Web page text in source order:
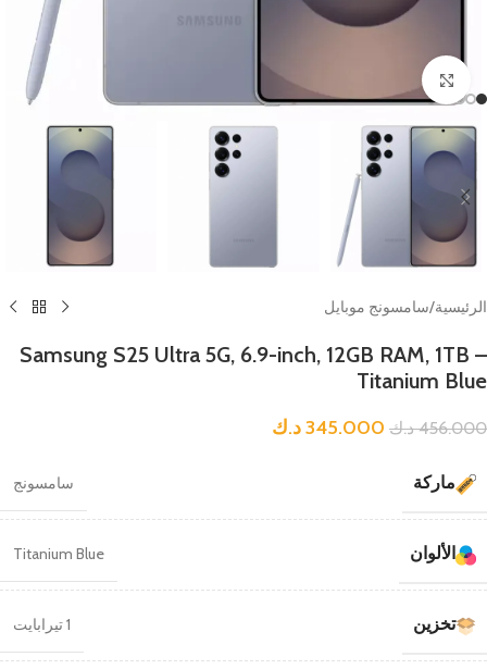
Click to enlarge
الرئيسية/سامسونج موبايل
Samsung S25 Ultra 5G, 6.9-inch, 12GB RAM, 1TB –
Titanium Blue
456.000 د.ك 345.000د.ك
ماركة سامسونج
الألوان Titanium Blue
تخزين 1 تيرابايت